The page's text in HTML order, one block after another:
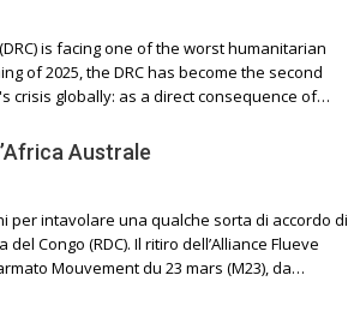
is facing one of the worst humanitarian
of 2025, the DRC has become the second
crisis globally: as a direct consequence of…
Australe
per intavolare una qualche sorta di accordo di
Congo (RDC). Il ritiro dell’Alliance Flueve
Mouvement du 23 mars (M23), da…